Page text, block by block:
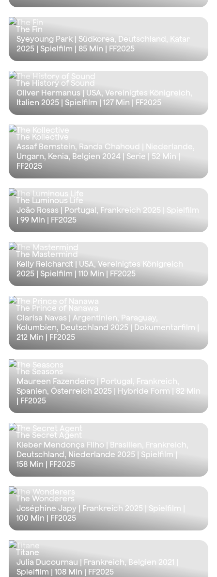
The Fin
Syeyoung Park | Südkorea, Deutschland, Katar
2025 | Spielfilm | 85 Min | FF2025
The History of Sound
Oliver Hermanus | USA, Vereinigtes Königreich,
Italien 2025 | Spielfilm | 127 Min | FF2025
The Kollective
Assaf Bernstein, Randa Chahoud | Niederlande,
Ungarn, Kenia, Belgien 2024 | Serie | 52 Min
FF2025
The Luminous Life
João Rosas | Portugal, Frankreich 2025 | Spielfilm
| 99 Min | FF2025
The Mastermind
Kelly Reichardt | USA, Vereinigtes Königreich
2025 | Spielfilm | 110 Min | FF2025
The Prince of Nanawa
Clarisa Navas | Argentinien, Paraguay,
Kolumbien, Deutschland 2025 | Dokumentarfilm |
212 Min | FF2025
The Seasons
Maureen Fazendeiro | Portugal, Frankreich,
Spanien, Österreich 2025 | Hybride Form | 82 Min
| FF2025
The Secret Agent
Kleber Mendonça Filho | Brasilien, Frankreich,
Deutschland, Niederlande 2025 | Spielfilm |
158 Min | FF2025
The Wonderers
Joséphine Japy | Frankreich 2025 | Spielfilm |
100 Min | FF2025
Titane
Julia Ducournau | Frankreich, Belgien 2021 |
Spielfilm | 108 Min | FF2025